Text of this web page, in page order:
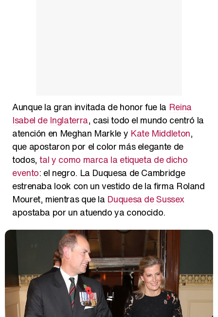
Aunque la gran invitada de honor fue la Reina
Isabel de Inglaterra, casi todo el mundo centró la
atención en Meghan Markle y Kate Middleton,
que apostaron por el color más elegante de
todos,tal y como marca la etiqueta de dicho
evento: el negro. La Duquesa de Cambridge
estrenaba look con un vestido de la firma Roland
Mouret, mientras que la Duquesa de Sussex
apostaba por un atuendo ya conocido.